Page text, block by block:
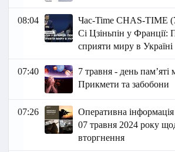
08:04
Час-Time CHAS-TIME
Сі Цзіньпін у Франції:
сприяти миру в Україні
07:40
7 травня - день пам’яті
Прикмети та забобони
07:26
Оперативна
07 травня 2024 року
вторгнення